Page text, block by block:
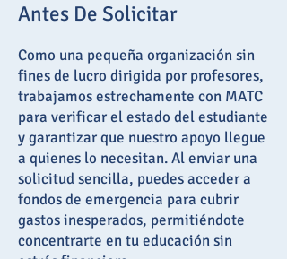
Antes De Solicitar
Como una pequeña organización sin
fines de lucro dirigida por profesores,
trabajamos estrechamente con MATC
para verificar el estado del estudiante
y garantizar que nuestro apoyo llegue
a quienes lo necesitan. Al enviar una
solicitud sencilla, puedes acceder a
fondos de emergencia para cubrir
gastos inesperados, permitiéndote
concentrarte en tu educación sin